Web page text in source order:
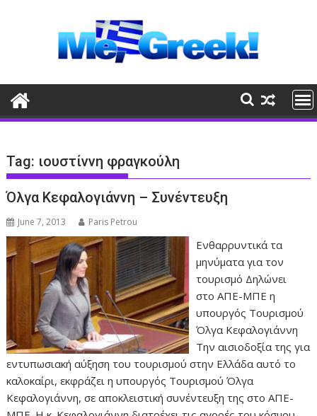
Tag: ιουστίννη φραγκούλη
Όλγα Κεφαλογιάννη – Συνέντευξη
June 7, 2013 Paris Petrou
Ενθαρρυντικά τα
μηνύματα για τον
τουρισμό Δηλώνει
στο ΑΠΕ-ΜΠΕ η
υπουργός Τουρισμού
Όλγα Κεφαλογιάννη
Την αισιοδοξία της για
εντυπωσιακή αύξηση του τουρισμού στην Ελλάδα αυτό το
καλοκαίρι, εκφράζει η υπουργός Τουρισμού Όλγα
Κεφαλογιάννη, σε αποκλειστική συνέντευξη της στο ΑΠΕ-